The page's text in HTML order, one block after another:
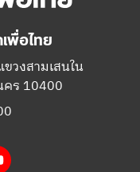
พื่อไทย
วงสามเสนใน
ร 10400